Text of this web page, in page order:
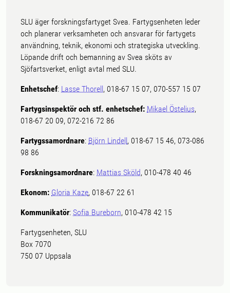
SLU äger forskningsfartyget Svea. Fartygsenheten leder
och planerar verksamheten och ansvarar för fartygets
användning, teknik, ekonomi och strategiska utveckling.
Löpande drift och bemanning av Svea sköts av
Sjöfartsverket, enligt avtal med SLU.
Enhetschef: Lasse Thorell, 018-67 15 07, 070-557 15 07
Fartygsinspektör och stf. enhetschef: Mikael Östelius,
018-67 20 09, 072-216 72 86
Fartygssamordnare: Björn Lindell, 018-67 15 46, 073-086
98 86
Forskningsamordnare: Mattias Sköld, 010-478 40 46
Ekonom: Gloria Kaze, 018-67 22 61
Kommunikatör: Sofia Bureborn, 010-478 42 15
Fartygsenheten, SLU
Box 7070
750 07 Uppsala